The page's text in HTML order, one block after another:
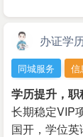
办证学
同城服务 信
长期稳定VIP项目
国开，学位英‮处语‬理 3⃣️应急管理厅/质监‮电局‬工，焊工，高